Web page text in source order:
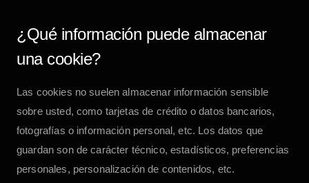
¿Qué información puede almacenar
una cookie?
Las cookies no suelen almacenar información sensible
sobre usted, como tarjetas de crédito o datos bancarios,
fotografías o información personal, etc. Los datos que
guardan son de carácter técnico, estadísticos, preferencias
personales, personalización de contenidos, etc.